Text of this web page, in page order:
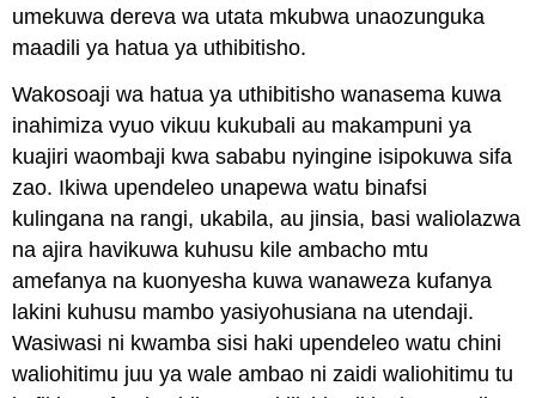
umekuwa dereva wa utata mkubwa unaozunguka
maadili ya hatua ya uthibitisho.
Wakosoaji wa hatua ya uthibitisho wanasema kuwa
inahimiza vyuo vikuu kukubali au makampuni ya
kuajiri waombaji kwa sababu nyingine isipokuwa sifa
zao. Ikiwa upendeleo unapewa watu binafsi
kulingana na rangi, ukabila, au jinsia, basi waliolazwa
na ajira havikuwa kuhusu kile ambacho mtu
amefanya na kuonyesha kuwa wanaweza kufanya
lakini kuhusu mambo yasiyohusiana na utendaji.
Wasiwasi ni kwamba sisi haki upendeleo watu chini
waliohitimu juu ya wale ambao ni zaidi waliohitimu tu